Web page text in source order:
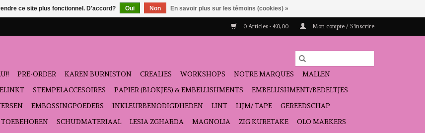
0 Articles - €0,00 Mon compte / S'inscrire
PRE-ORDER KAREN BURNISTON CREALIES WORKSHOPS NOTRE MARQUES
MALLEN
STEMPELACCESOIRES PAPIER (BLOKJES) & EMBELLISHMENTS
EMBELLISHMENT/BEDELTJES
EMBOSSINGPOEDERS INKLEURBENODIGDHEDEN LINT LIJM/ TAPE
GEREEDSCHAP
SCHUDMATERIAAL LESIA ZGHARDA MAGNOLIA ZIG KURETAKE
OLO MARKERS
ce site plus fonctionnel. D'accord? Oui Non En savoir plus sur les témoins (cookies) »